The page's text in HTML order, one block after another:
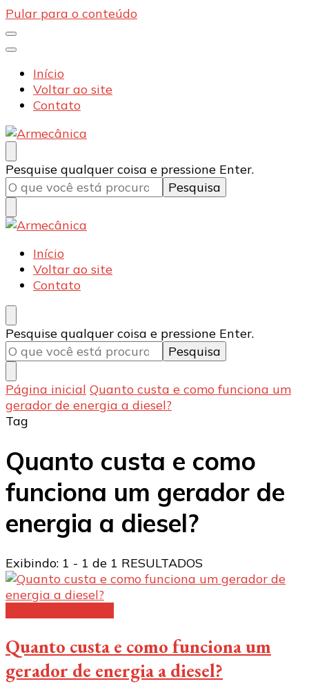
Pular para o conteúdo
Início
Voltar ao site
Contato
Armecânica
Blog
Procurando
algo?
Pesquise qualquer coisa e pressione Enter.
Armecânica
Blog
Início
Voltar ao site
Contato
Procurando
algo?
Pesquise qualquer coisa e pressione Enter.
Página inicial Quanto custa e como funciona um
gerador de energia a diesel?
Tag
Quanto custa e como
funciona um gerador de
energia a diesel?
Exibindo: 1 - 1 de 1 RESULTADOS
Quanto custa e como funciona um
gerador de energia a diesel?